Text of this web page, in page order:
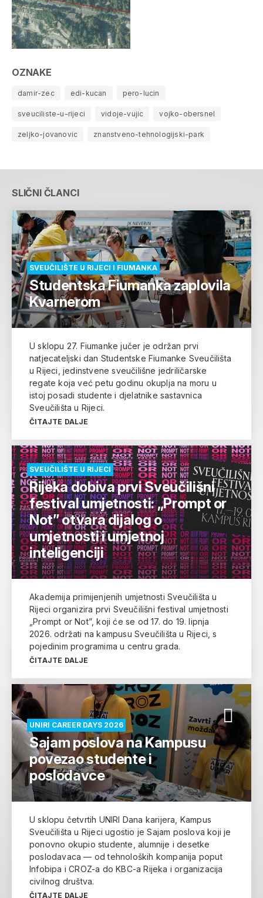
OZNAKE
damir-zec edi-kucan pero-lucin
sveuciliste-u-rijeci vidoje-vujic vojko-obersnel
zeljko-jovanovic znanstveno-tehnologijski-park
SLIČNI ČLANCI
SVEUČILIŠTE U RIJECI I FIUMANKA
Studentska Fiumanka zaplovila
Kvarnerom
U sklopu 27. Fiumanke jučer je održan prvi
natjecateljski dan Studentske Fiumanke Sveučilišta
u Rijeci, jedinstvene sveučilišne jedriličarske
regate koja već petu godinu okuplja na moru u
istoj posadi studente i djelatnike sastavnica
Sveučilišta u Rijeci.
ČITAJTE DALJE
SVEUČILIŠTE U RIJECI
Rijeka dobiva prvi Sveučilišni
festival umjetnosti: „Prompt or
Not” otvara dijalog o
umjetnosti i umjetnoj
inteligenciji
Akademija primijenjenih umjetnosti Sveučilišta u
Rijeci organizira prvi Sveučilišni festival umjetnosti
„Prompt or Not”, koji će se od 17. do 19. lipnja
2026. održati na kampusu Sveučilišta u Rijeci, s
pojedinim programima u centru grada.
ČITAJTE DALJE
UNIRI CAREER DAYS 2026
Sajam poslova na Kampusu
povezao studente i
poslodavce
U sklopu četvrtih UNIRI Dana karijera, Kampus
Sveučilišta u Rijeci ugostio je Sajam poslova koji je
ponovno okupio studente, alumnije i desetke
poslodavaca — od tehnoloških kompanija poput
Infobipa i CROZ-a do KBC-a Rijeka i organizacija
civilnog društva.
ČITAJTE DALJE